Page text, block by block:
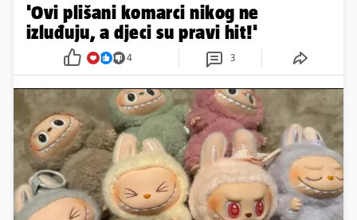
'Ovi plišani komarci nikog ne
izluđuju, a djeci su pravi hit!'
4 3